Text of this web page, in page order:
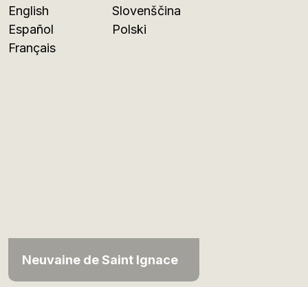
English
Español
Français
Slovenščina
Polski
Neuvaine de Saint Ignace